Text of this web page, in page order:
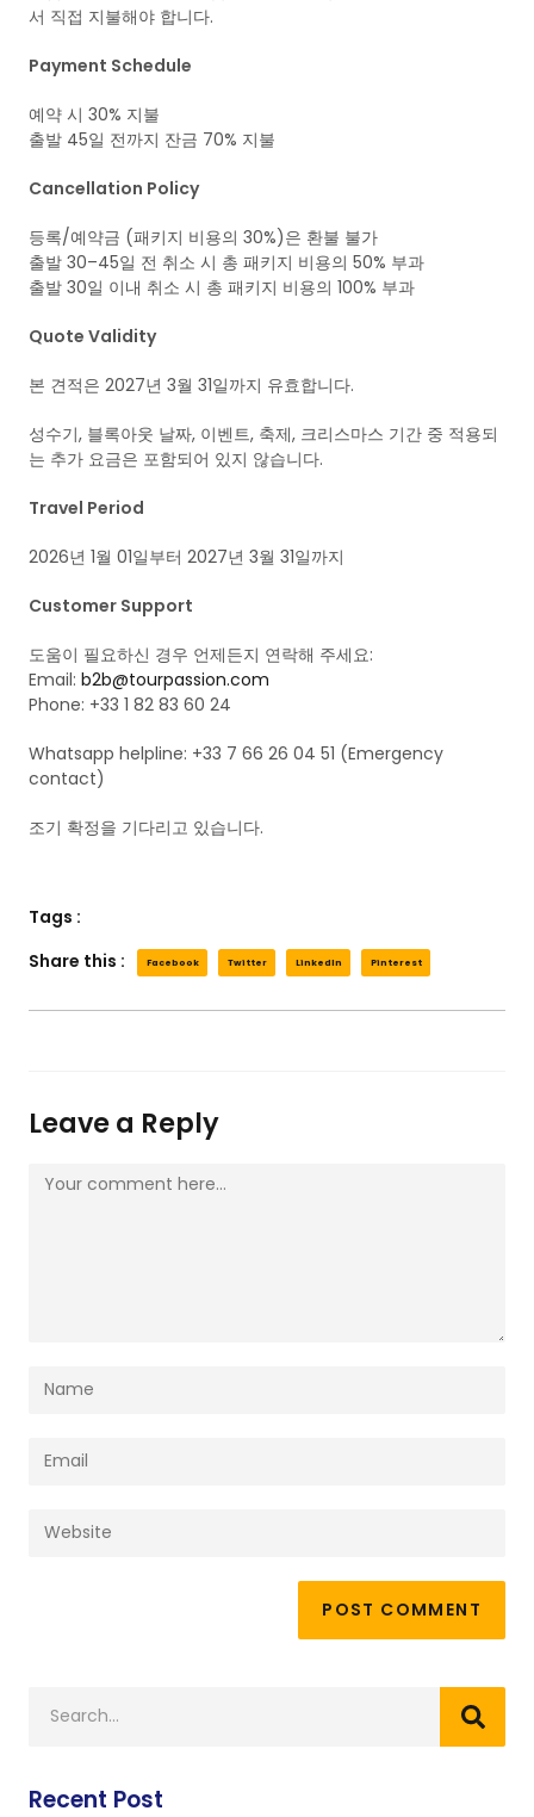
서 직접 지불해야 합니다.
Payment Schedule
예약 시 30% 지불
출발 45일 전까지 잔금 70% 지불
Cancellation Policy
등록/예약금 (패키지 비용의 30%)은 환불 불가
출발 30–45일 전 취소 시 총 패키지 비용의 50% 부과
출발 30일 이내 취소 시 총 패키지 비용의 100% 부과
Quote Validity
본 견적은 2027년 3월 31일까지 유효합니다.
성수기, 블록아웃 날짜, 이벤트, 축제, 크리스마스 기간 중 적용되
는 추가 요금은 포함되어 있지 않습니다.
Travel Period
2026년 1월 01일부터 2027년 3월 31일까지
Customer Support
도움이 필요하신 경우 언제든지 연락해 주세요:
Email: b2b@tourpassion.com
Phone: +33 1 82 83 60 24
Whatsapp helpline: +33 7 66 26 04 51 (Emergency
contact)
조기 확정을 기다리고 있습니다.
Tags :
Share this :
Facebook Twitter LinkedIn Pinterest
Leave a Reply
Recent Post